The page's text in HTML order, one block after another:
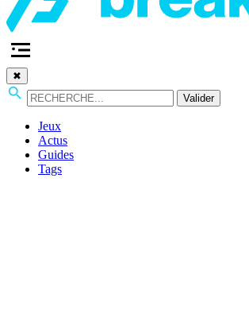
✖
Valider
Jeux
Actus
Guides
Tags